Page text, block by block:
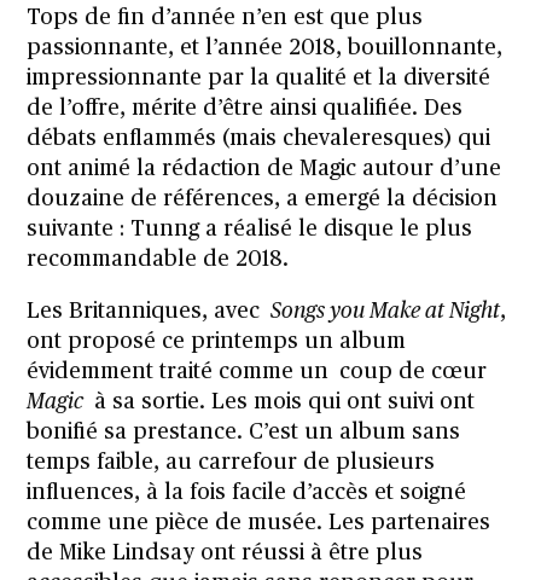
Tops de fin d’année n’en est que plus
passionnante, et l’année 2018, bouillonnante,
impressionnante par la qualité et la diversité
de l’offre, mérite d’être ainsi qualifiée. Des
débats enflammés (mais chevaleresques) qui
ont animé la rédaction de Magic autour d’une
douzaine de références, a emergé la décision
suivante : Tunng a réalisé le disque le plus
recommandable de 2018.
Les Britanniques, avecSongs you Make at Night,
ont proposé ce printemps un album
évidemment traité comme un coup de cœur
Magicà sa sortie. Les mois qui ont suivi ont
bonifié sa prestance. C’est un album sans
temps faible, au carrefour de plusieurs
influences, à la fois facile d’accès et soigné
comme une pièce de musée. Les partenaires
de Mike Lindsay ont réussi à être plus